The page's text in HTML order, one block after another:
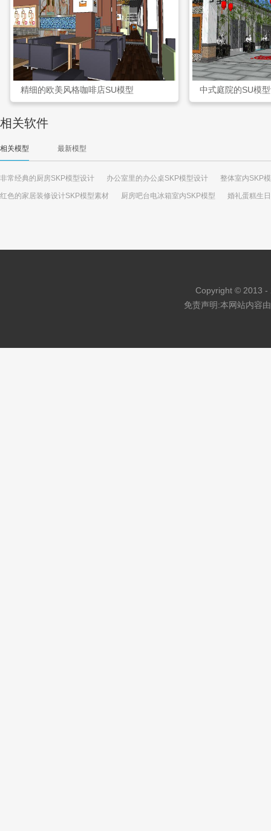
精细的欧美风格咖啡店SU模型 中式庭院的SU模
相关软件
相关模型 最新模型
非常经典的厨房SKP模型设计 办公室里的办公桌SKP模型设计 整体室内SKP
红色的家居装修设计SKP模型素材 厨房吧台电冰箱室内SKP模型 婚礼蛋糕生
Copyright © 2013 -
免责声明:本网站内容